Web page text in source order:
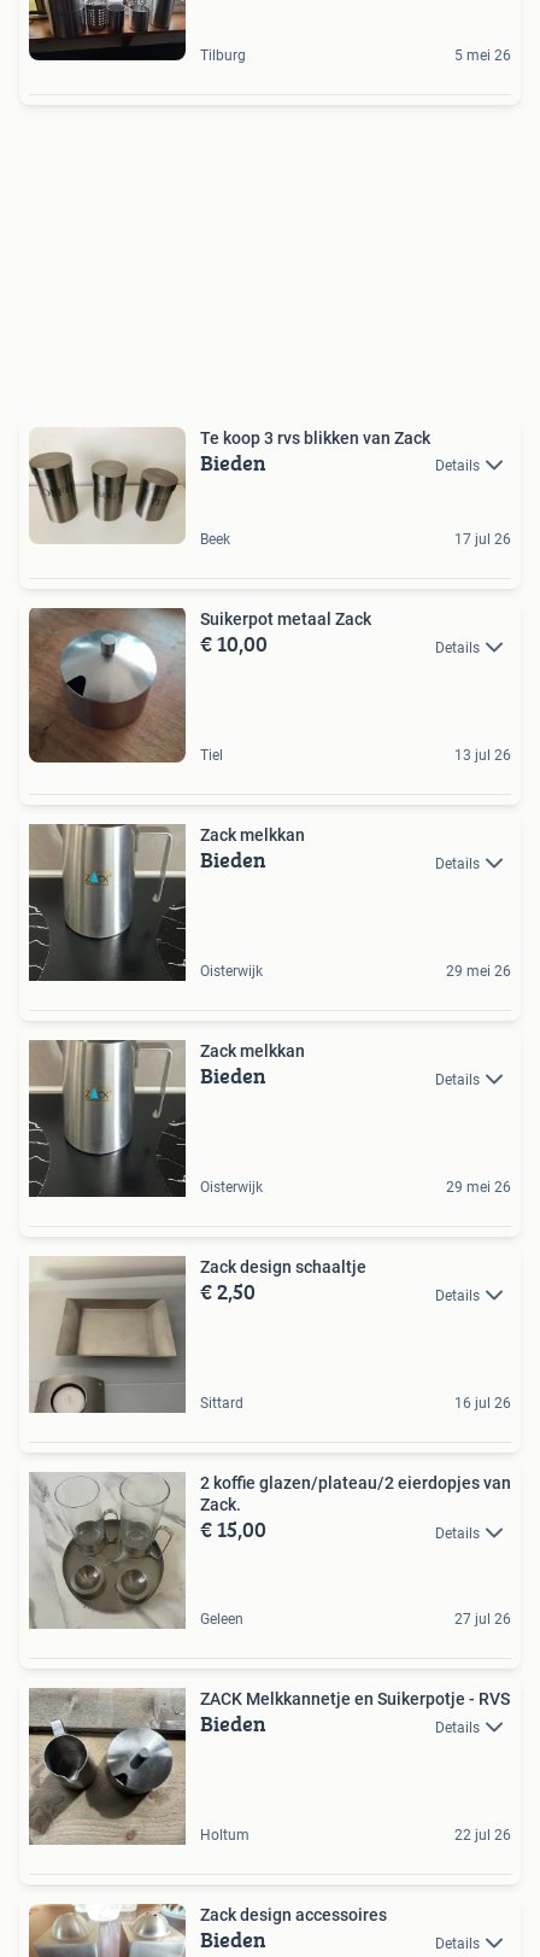
Tilburg 5 mei 26
Te koop 3 rvs blikken van Zack
Bieden Details
Beek 17 jul 26
Suikerpot metaal Zack
€ 10,00 Details
Tiel 13 jul 26
Zack melkkan
Bieden Details
Oisterwijk 29 mei 26
Zack melkkan
Bieden Details
Oisterwijk 29 mei 26
Zack design schaaltje
€ 2,50 Details
Sittard 16 jul 26
2 koffie glazen/plateau/2 eierdopjes van
Zack.
€ 15,00 Details
Geleen 27 jul 26
ZACK Melkkannetje en Suikerpotje - RVS
Bieden Details
Holtum 22 jul 26
Zack design accessoires
Bieden Details